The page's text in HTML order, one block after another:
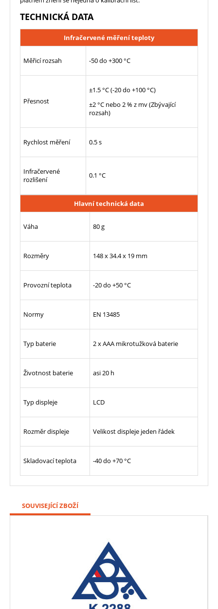
TECHNICKÁ DATA
Infračervené měření teploty
Měřicí rozsah -50 do +300 °C
Přesnost
±1.5 °C (-20 do +100 °C)
±2 °C nebo 2 % z mv (Zbývající
rozsah)
Rychlost měření 0.5 s
Infračervené
rozlišení
0.1 °C
Hlavní technická data
Váha 80 g
Rozměry 148 x 34.4 x 19 mm
Provozní teplota -20 do +50 °C
Normy EN 13485
Typ baterie 2 x AAA mikrotužková baterie
Životnost baterie asi 20 h
Typ displeje LCD
Rozměr displeje Velikost displeje jeden řádek
Skladovací teplota -40 do +70 °C
SOUVISEJÍCÍ ZBOŽÍ